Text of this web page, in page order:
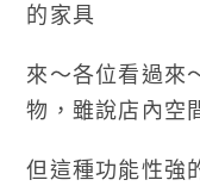
的家具
來～各位看過來
物，雖說店內空
但這種功能性強